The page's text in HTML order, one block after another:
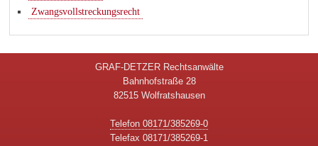
Zwangsvollstreckungsrecht
GRAF-DETZER Rechtsanwälte
Bahnhofstraße 28
82515 Wolfratshausen
Telefon 08171/385269-0
Telefax 08171/385269-1